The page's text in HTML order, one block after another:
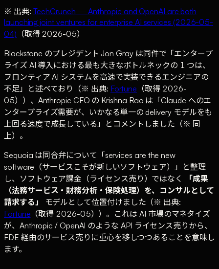
作るところから始まる）
※ 出典: TechCrunch — Anthropic and OpenAI are both
launching joint ventures for enterprise AI services (2026-05-
04) （取得 2026-05）
Blackstone のプレジデント Jon Gray は同件で「エンタープ
ライズ AI 導入における最も大きなボトルネックの 1 つは、
フロンティア AI システムを高速で実装できるエンジニアの
不足」と述べており（※ 出典: Fortune （取得 2026-
05））、Anthropic CFO の Krishna Rao は「Claude へのエ
ンタープライズ需要が、いかなる単一の delivery モデルをも
上回る速度で成長している」とコメントしました（※ 同
上）。
Sequoia は同合弁について「services are the new
software（サービスこそが新しいソフトウェア）」と整理
し、ソフトウェア課金（ライセンス売り）ではなく
「成果
（法務サービス・財務分析・保険処理）を、コンサルとして
請求する」
モデルとして位置付けました（※ 出典:
Fortune （取得 2026-05））。これは AI 市場のマネタイズ
が、Anthropic / OpenAI のような API ライセンス売りから、
FDE 経由のサービス売りに重心を移しつつあることを意味し
ます。